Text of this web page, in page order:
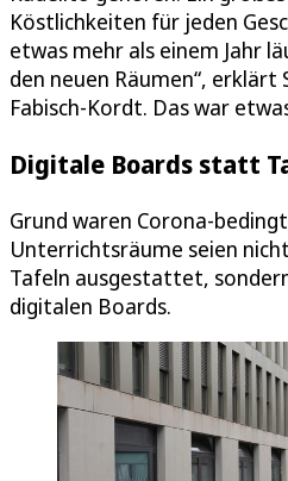
Köstlichkeiten für jeden
etwas mehr als einem Jahr
den neuen Räumen“,
Fabisch-Kordt. Das war
Digitale Boards statt
Grund waren Corona-
Unterrichtsräume seien
Tafeln ausgestattet,
digitalen Boards.